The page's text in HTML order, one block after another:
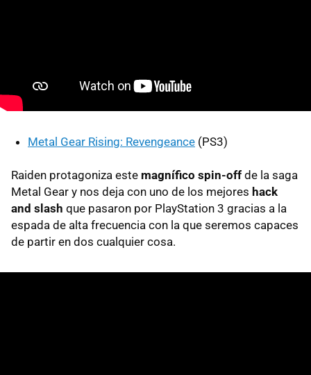
Metal Gear Rising: Revengeance (PS3)
Raiden protagoniza este magnífico spin-off de la saga
Metal Gear y nos deja con uno de los mejores hack
and slash que pasaron por PlayStation 3 gracias a la
espada de alta frecuencia con la que seremos capaces
de partir en dos cualquier cosa.